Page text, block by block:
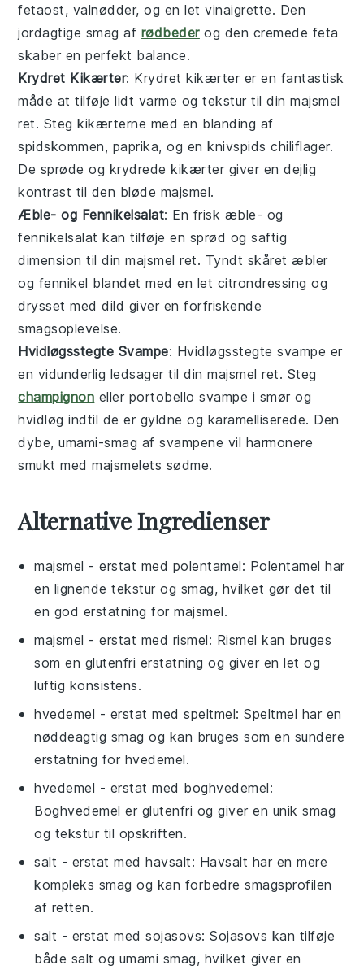
fetaost, valnødder, og en letvinaigrette. Den
jordagtige smag af rødbederog den cremede feta
skaber en perfekt balance.
Krydret Kikærter: Krydretkikærter er en fantastisk
måde at tilføje lidt varme og tekstur til din majsmel
ret. Stegkikærterne med en blanding af
spidskommen, paprika, og en knivspidschiliflager.
De sprøde og krydrede kikærter giver en dejlig
kontrast til den bløde majsmel.
Æble- og Fennikelsalat: En frisk æble- og
fennikelsalat kan tilføje en sprød og saftig
dimension til din majsmel ret. Tyndt skåretæbler
og fennikel blandet med en let citrondressing og
drysset meddild giver en forfriskende
smagsoplevelse.
Hvidløgsstegte Svampe: Hvidløgsstegtesvampe er
en vidunderlig ledsager til din majsmel ret. Steg
champignon eller portobello svampe i smør og
hvidløg indtil de er gyldne og karamelliserede. Den
dybe, umami-smag af svampene vil harmonere
smukt med majsmelets sødme.
Alternative Ingredienser
majsmel - erstat med polentamel: Polentamel har
en lignende tekstur og smag, hvilket gør det til
en god erstatning for majsmel.
majsmel - erstat med rismel: Rismel kan bruges
som en glutenfri erstatning og giver en let og
luftig konsistens.
hvedemel - erstat medspeltmel: Speltmel har en
nøddeagtig smag og kan bruges som en sundere
erstatning for hvedemel.
hvedemel - erstat med boghvedemel:
Boghvedemel er glutenfri og giver en unik smag
og tekstur til opskriften.
salt - erstat medhavsalt: Havsalt har en mere
kompleks smag og kan forbedre smagsprofilen
af retten.
salt - erstat medsojasovs: Sojasovs kan tilføje
både salt og umami smag, hvilket giver en